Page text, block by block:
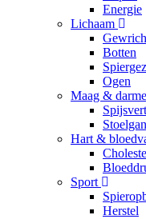
Energie
Lichaam
Botten
Ogen
Maag &
Hart &
Sport
Herstel